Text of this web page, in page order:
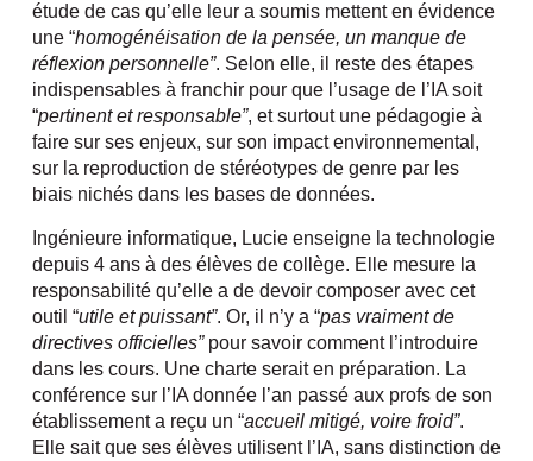
étude de cas qu’elle leur a soumis mettent en évidence
une “homogénéisation de la pensée, un manque de
réflexion personnelle”. Selon elle, il reste des étapes
indispensables à franchir pour que l’usage de l’IA soit
“pertinent et responsable”, et surtout une pédagogie à
faire sur ses enjeux, sur son impact environnemental,
sur la reproduction de stéréotypes de genre par les
biais nichés dans les bases de données.
Ingénieure informatique, Lucie enseigne la technologie
depuis 4 ans à des élèves de collège. Elle mesure la
responsabilité qu’elle a de devoir composer avec cet
outil “utile et puissant”. Or, il n’y a “pas vraiment de
directives officielles”pour savoir comment l’introduire
dans les cours. Une charte serait en préparation. La
conférence sur l’IA donnée l’an passé aux profs de son
établissement a reçu un “accueil mitigé, voire froid”.
Elle sait que ses élèves utilisent l’IA, sans distinction de